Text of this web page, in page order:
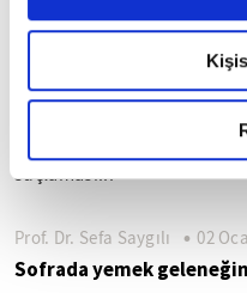
6698 sayılı Kişisel
okumak ve sitemizi
gerçekleştirilen veri
detaylı bilgi almak için
Ölümle barışık olmak
Efsane oyuncu Sadri
erken kapatan
suçlaması...
Prof. Dr. Sefa Saygılı 02
Sofrada yemek